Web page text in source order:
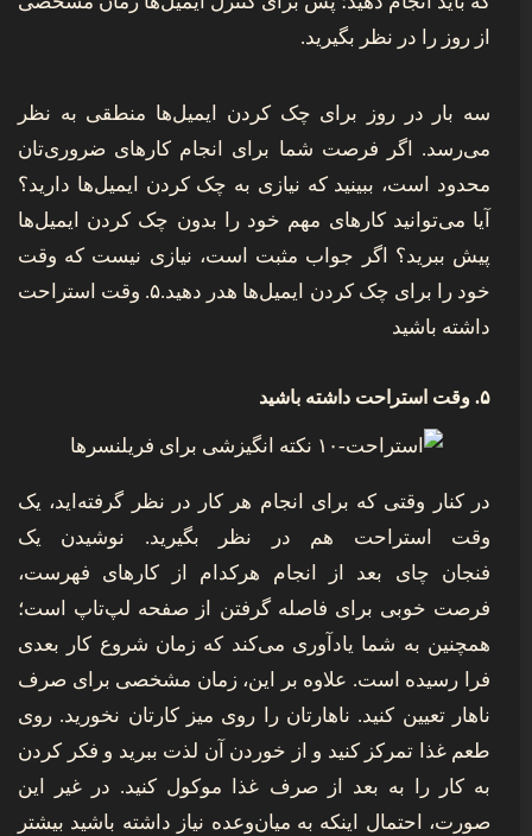
از روز را در نظر بگیرید.
سه بار در روز برای چک کردن ایمیل‌ها منطقی به نظر
می‌رسد. اگر فرصت شما برای انجام کارهای ضروری‌تان
محدود است، ببینید که نیازی به چک کردن ایمیل‌ها دارید؟
آیا می‌توانید کارهای مهم خود را بدون چک کردن ایمیل‌ها
پیش ببرید؟ اگر جواب مثبت است، نیازی نیست که وقت
خود را برای چک کردن ایمیل‌ها هدر دهید.۵. وقت استراحت
داشته باشید
در کنار وقتی که برای انجام هر کار در نظر گرفته‌اید، یک
وقت استراحت هم در نظر بگیرید. نوشیدن یک
فنجان چای بعد از انجام هرکدام از کارهای فهرست،
فرصت خوبی برای فاصله گرفتن از صفحه لپ‌تاپ است؛
همچنین به شما یادآوری می‌کند که زمان شروع کار بعدی
فرا رسیده است. علاوه بر این، زمان مشخصی برای صرف
ناهار تعیین کنید. ناهارتان را روی میز کارتان نخورید. روی
طعم غذا تمرکز کنید و از خوردن آن لذت ببرید و فکر کردن
به کار را به بعد از صرف غذا موکول کنید. در غیر این
صورت، احتمال اینکه به میان‌وعده نیاز داشته باشید بیشتر